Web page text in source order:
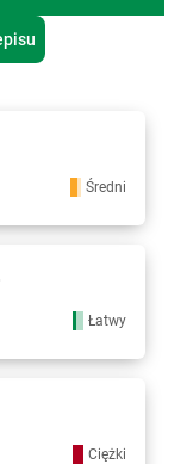
Średni
Łatwy
Ciężki